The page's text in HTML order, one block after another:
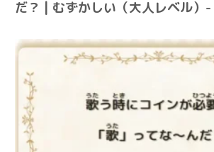
だ？ | むずかしい（大人レベル）